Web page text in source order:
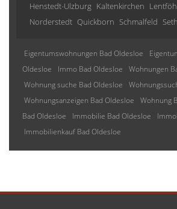
Henstedt-Ulzburg Kaltenkirchen
Norderstedt Quickborn Schmalfeld Seth
Eigentumswohnungen Bad Oldesloe
Oldesloe
Immo Bad Oldesloe
Wohnungen
Wohnung suche Bad Oldesloe
Wohnungsanzeigen Bad Oldesloe
Wohnung
Bad Oldesloe
Immobilie Bad Oldesloe
Immobilienkauf Bad Oldesloe